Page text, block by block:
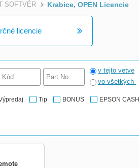
SOFTVÉR >
Krabice, OPEN Licencie
licencie
v tejto vetve
vo všetkých
Tip BONUS EPSON